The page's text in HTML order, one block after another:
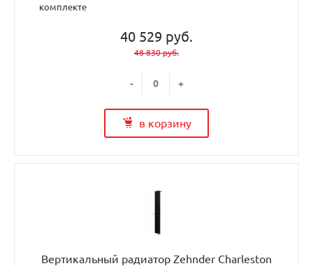
комплекте
40 529 руб.
48 830 руб.
- +
в корзину
Вертикальный радиатор Zehnder Charleston